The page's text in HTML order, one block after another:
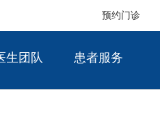
预约门诊
生团队 患者服务